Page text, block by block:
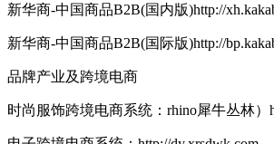
新华商-中国商品B2B(国内版)http://
新华商-中国商品B2B(国际版)http://
品牌产业及跨境电商
时尚服饰跨境电商系统：rhino犀牛丛林）